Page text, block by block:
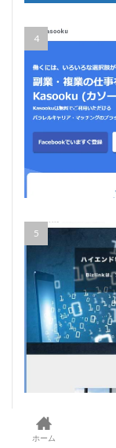
カテゴリー
ホーム